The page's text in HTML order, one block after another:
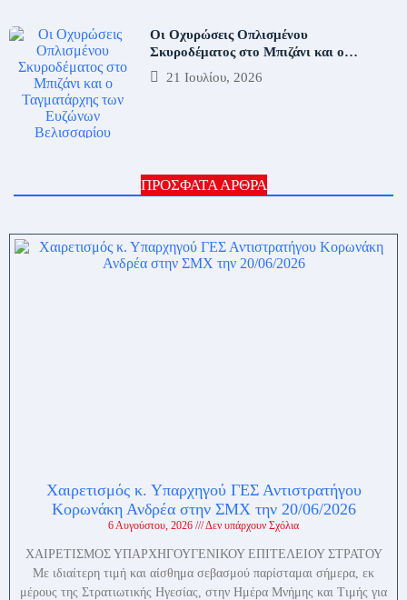
Οι Οχυρώσεις Οπλισμένου
Σκυροδέματος στο Μπιζάνι και ο
Ταγματάρχης
21 Ιουλίου, 2026
ΠΡΟΣΦΑΤΑ ΑΡΘΡΑ
Χαιρετισμός κ. Υπαρχηγού ΓΕΣ Αντιστρατήγου
Κορωνάκη Ανδρέα στην ΣΜΧ την 20/06/2026
6 Αυγούστου, 2026 Δεν υπάρχουν Σχόλια
ΧΑΙΡΕΤΙΣΜΟΣ ΥΠΑΡΧΗΓΟΥΓΕΝΙΚΟΥ ΕΠΙΤΕΛΕΙΟΥ ΣΤΡΑΤΟΥ
Με ιδιαίτερη τιμή και αίσθημα σεβασμού παρίσταμαι σήμερα, εκ
μέρους της Στρατιωτικής Ηγεσίας, στην Ημέρα Μνήμης και Τιμής για